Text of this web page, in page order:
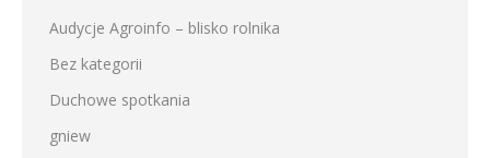
Audycje Agroinfo – blisko rolnika
Bez kategorii
Duchowe spotkania
gniew